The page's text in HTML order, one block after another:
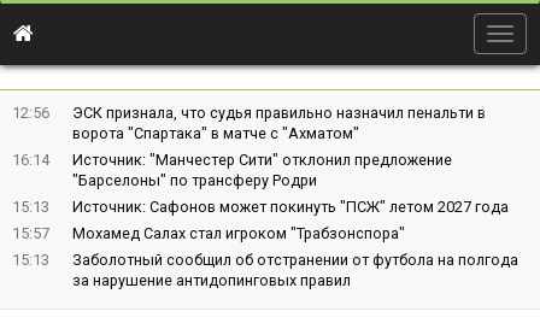
12:56
ЭСК признала, что судья правильно назначил пенальти в
ворота "Спартака" в матче с "Ахматом"
16:14
Источник: "Манчестер Сити" отклонил предложение
"Барселоны" по трансферу Родри
15:13
Источник: Сафонов может покинуть "ПСЖ" летом 2027 года
15:57
Мохамед Салах стал игроком "Трабзонспора"
15:13
Заболотный сообщил об отстранении от футбола на полгода
за нарушение антидопинговых правил